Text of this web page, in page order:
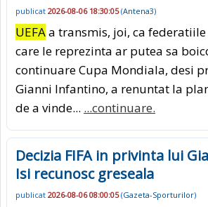
publicat 2026-08-06 18:30:05(Antena3)
UEFAa transmis, joi, ca
care le reprezinta ar putea sa
continuare Cupa Mondiala, desi
Gianni Infantino, a renuntat la
de a vinde... ...continuare.
Decizia FIFA in privinta lui
Isi recunosc greseala
publicat 2026-08-06 08:00:05(Gazeta-Sporturilor)